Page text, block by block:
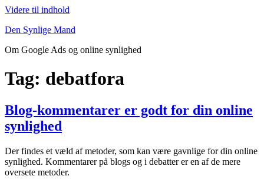
Videre til indhold
Den Synlige Mand
Om Google Ads og online synlighed
Tag: debatfora
Blog-kommentarer er godt for din online
synlighed
Der findes et væld af metoder, som kan være gavnlige for din online
synlighed. Kommentarer på blogs og i debatter er en af de mere
oversete metoder.